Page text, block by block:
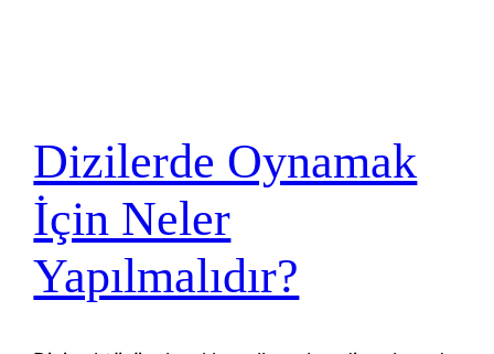
Dizilerde Oynamak
İçin Neler
Yapılmalıdır?